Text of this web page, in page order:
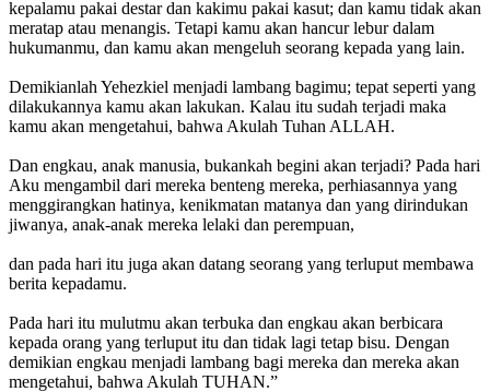
kepalamu pakai destar dan kakimu pakai kasut; dan kamu tidak akan
meratap atau menangis. Tetapi kamu akan hancur lebur dalam
hukumanmu, dan kamu akan mengeluh seorang kepada yang lain.
Demikianlah Yehezkiel menjadi lambang bagimu; tepat seperti yang
dilakukannya kamu akan lakukan. Kalau itu sudah terjadi maka
kamu akan mengetahui, bahwa Akulah Tuhan ALLAH.
Dan engkau, anak manusia, bukankah begini akan terjadi? Pada hari
Aku mengambil dari mereka benteng mereka, perhiasannya yang
menggirangkan hatinya, kenikmatan matanya dan yang dirindukan
jiwanya, anak-anak mereka lelaki dan perempuan,
dan pada hari itu juga akan datang seorang yang terluput membawa
berita kepadamu.
Pada hari itu mulutmu akan terbuka dan engkau akan berbicara
kepada orang yang terluput itu dan tidak lagi tetap bisu. Dengan
demikian engkau menjadi lambang bagi mereka dan mereka akan
mengetahui, bahwa Akulah TUHAN.”